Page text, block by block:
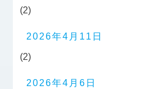
(2)
2026年4月11日
(2)
2026年4月6日